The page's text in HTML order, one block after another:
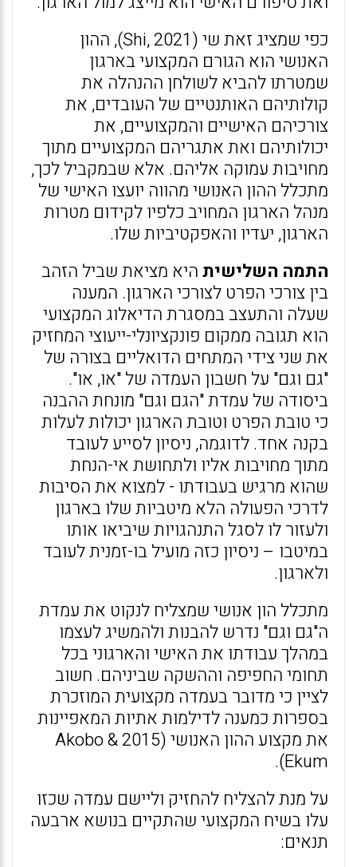
כפי שמציג זאת שי (2021 ,Shi), ההון
האנושי הוא הגורם המקצועי בארגון
שמטרתו להביא לשולחן ההנהלה את
קולותיהם האותנטיים של העובדים, את
צורכיהם האישיים והמקצועיים, את
יכולותיהם ואת אתגריהם המקצועיים מתוך
מחויבות עמוקה אליהם. אלא שבמקביל לכך,
מתכלל ההון האנושי מהווה יועצו האישי של
מנהל הארגון המחויב כלפיו לקידום מטרות
הארגון, יעדיו והאפקטיביות שלו.
התמה השלישיתהיא מציאת שביל הזהב
בין צורכי הפרט לצורכי הארגון. המענה
שעלה והתעצב במסגרת הדיאלוג המקצועי
הוא תגובה ממקום פונקציונלי-ייעוצי המחזיק
את שני צידי המתחים הדואליים בצורה של
"גם וגם" על חשבון העמדה של "או, או".
ביסודה של עמדת "הגם וגם" מונחת ההבנה
כי טובת הפרט וטובת הארגון יכולות לעלות
בקנה אחד. לדוגמה, ניסיון לסייע לעובד
מתוך מחויבות אליו ולתחושת אי-הנחת
שהוא מרגיש בעבודתו - למצוא את הסיבות
לדרכי הפעולה הלא מיטביות שלו בארגון
ולעזור לו לסגל התנהגויות שיביאו אותו
במיטבו – ניסיון כזה מועיל בו-זמנית לעובד
ולארגון.
מתכלל הון אנושי שמצליח לנקוט את עמדת
ה"גם וגם" נדרש להבנות ולהמשיג לעצמו
במהלך עבודתו את האישי והארגוני בכל
תחומי החפיפה וההשקה שביניהם. חשוב
לציין כי מדובר בעמדה מקצועית המוזכרת
בספרות כמענה לדילמות אתיות המאפיינות
את מקצוע ההון האנושי (2015 Akobo &
Ekum).
על מנת להצליח להחזיק וליישם עמדה שכזו
עלו בשיח המקצועי שהתקיים בנושא ארבעה
תנאים: